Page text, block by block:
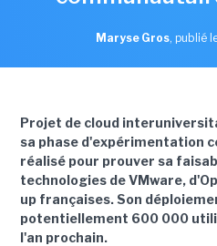
Maryse Gros, publié
Projet de cloud
sa phase d'expérimentation
réalisé pour prouver sa
technologies de VMware,
up françaises. Son
potentiellement 600 000
l'an prochain.